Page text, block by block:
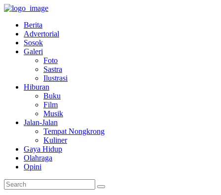
Berita
Advertorial
Sosok
Galeri
Foto
Sastra
Ilustrasi
Hiburan
Buku
Film
Musik
Jalan-Jalan
Tempat Nongkrong
Kuliner
Gaya Hidup
Olahraga
Opini